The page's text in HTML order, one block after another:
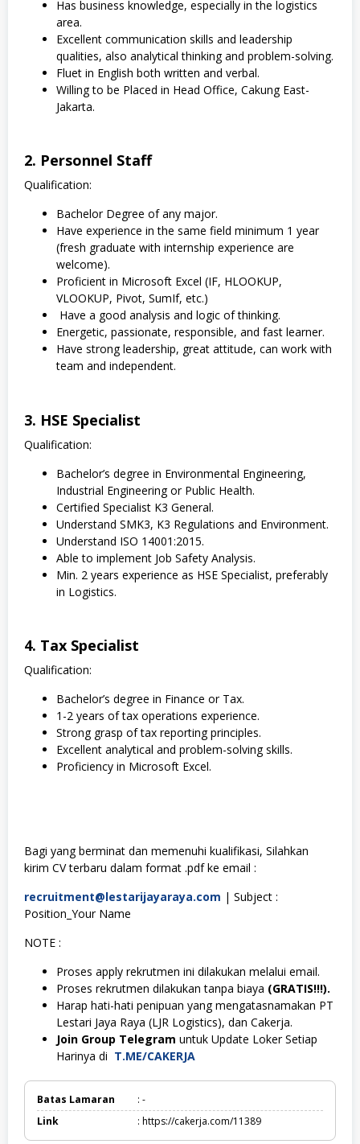
Has business knowledge, especially in the logistics
area.
Excellent communication skills and leadership
qualities, also analytical thinking and problem-solving.
Fluet in English both written and verbal.
Willing to be Placed in Head Office, Cakung East-
Jakarta.
2. Personnel Staff
Qualification:
Bachelor Degree of any major.
Have experience in the same field minimum 1 year
(fresh graduate with internship experience are
welcome).
Proficient in Microsoft Excel (IF, HLOOKUP,
VLOOKUP, Pivot, SumIf, etc.)
Have a good analysis and logic of thinking.
Energetic, passionate, responsible, and fast learner.
Have strong leadership, great attitude, can work with
team and independent.
3. HSE Specialist
Qualification:
Bachelor’s degree in Environmental Engineering,
Industrial Engineering or Public Health.
Certified Specialist K3 General.
Understand SMK3, K3 Regulations and Environment.
Understand ISO 14001:2015.
Able to implement Job Safety Analysis.
Min. 2 years experience as HSE Specialist, preferably
in Logistics.
4. Tax Specialist
Qualification:
Bachelor’s degree in Finance or Tax.
1-2 years of tax operations experience.
Strong grasp of tax reporting principles.
Excellent analytical and problem-solving skills.
Proficiency in Microsoft Excel.
Bagi yang berminat dan memenuhi kualifikasi, Silahkan
kirim CV terbaru dalam format .pdf ke email :
recruitment@lestarijayaraya.com | Subject :
Position_Your Name
NOTE :
Proses apply rekrutmen ini dilakukan melalui email.
Proses rekrutmen dilakukan tanpa biaya (GRATIS!!!).
Harap hati-hati penipuan yang mengatasnamakan PT
Lestari Jaya Raya (LJR Logistics), dan Cakerja.
Join Group Telegram untuk Update Loker Setiap
Harinya di T.ME/CAKERJA
Batas Lamaran
: -
Link
: https://cakerja.com/11389